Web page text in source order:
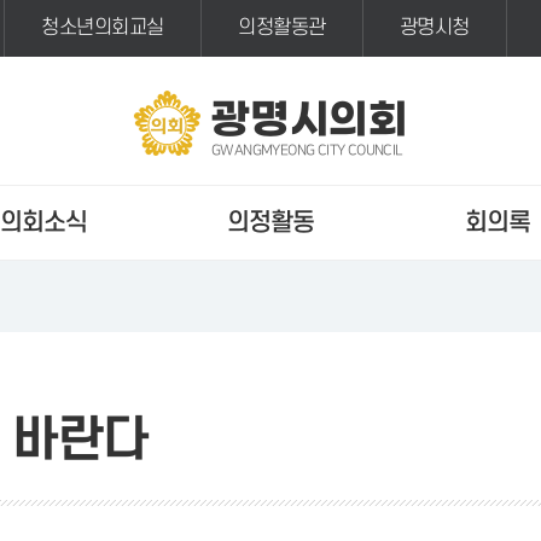
청소년의회교실 의정활동관 광명시청
광명시의회
GWANGMYEONG CITY COUNCIL
의회소식 의정활동 회의록
란다